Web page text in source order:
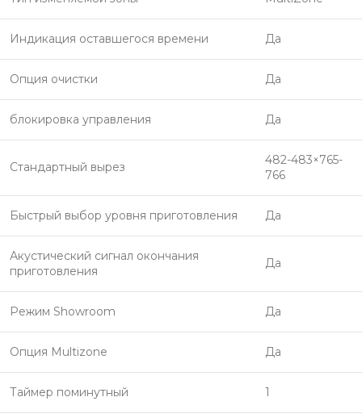
Индикация оставшегося времени Да
Опция очистки Да
блокировка управления Да
Стандартный вырез
482-483×765-
766
Быстрый выбор уровня приготовления Да
Акустический сигнал окончания
приготовления
Да
Режим Showroom Да
Опция Multizone Да
Таймер поминутный 1